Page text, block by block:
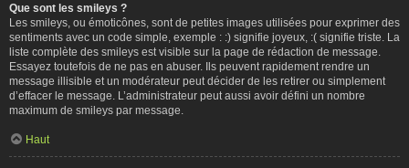
Que sont les smileys ?
Les smileys, ou émoticônes, sont de petites images utilisées pour exprimer des
sentiments avec un code simple, exemple : :) signifie joyeux, :( signifie triste. La
liste complète des smileys est visible sur la page de rédaction de message.
Essayez toutefois de ne pas en abuser. Ils peuvent rapidement rendre un
message illisible et un modérateur peut décider de les retirer ou simplement
d’effacer le message. L’administrateur peut aussi avoir défini un nombre
maximum de smileys par message.
Haut